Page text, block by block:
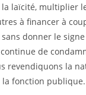
la laïcité, multiplier
à financer à
donner le
de
revendiquons la
la fonction